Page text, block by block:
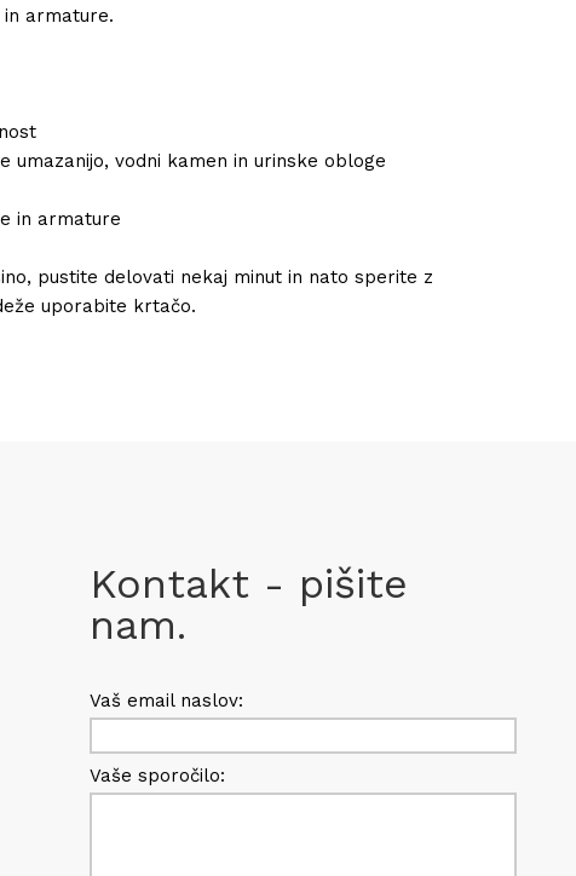
armature.
umazanijo, vodni kamen in urinske obloge
in armature
pustite delovati nekaj minut in nato sperite z
uporabite krtačo.
Kontakt - pišite
nam.
Vaš email naslov:
Vaše sporočilo: